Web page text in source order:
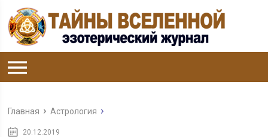
Главная Астрология
20.12.2019